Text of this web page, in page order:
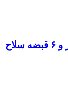
کشف حدود ۳۰۰ کیلوگرم موادمخدر و ۶ قبضه سلاح